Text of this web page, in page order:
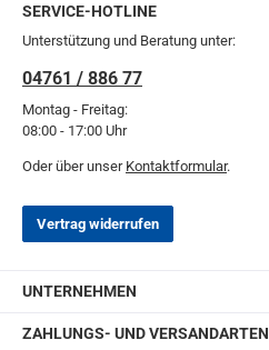
SERVICE-HOTLINE
Unterstützung und Beratung unter:
04761 / 886 77
Montag - Freitag:
08:00 - 17:00 Uhr
Oder über unser Kontaktformular.
Vertrag widerrufen
UNTERNEHMEN
ZAHLUNGS- UND VERSANDARTEN